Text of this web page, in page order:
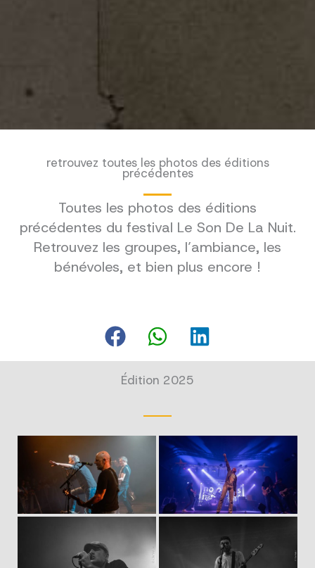
retrouvez toutes les photos des éditions
précédentes
Toutes les photos des éditions
précédentes du festival Le Son De La Nuit.
Retrouvez les groupes, l’ambiance, les
bénévoles, et bien plus encore !
Édition 2025